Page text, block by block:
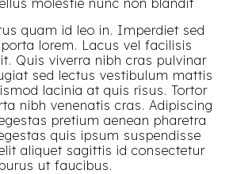
molestie nunc non blandit
quam id leo in. Imperdiet sed
lorem. Lacus vel facilisis
Quis viverra nibh cras pulvinar
sed lectus vestibulum mattis
lacinia at quis risus. Tortor
nibh venenatis cras. Adipiscing
pretium aenean pharetra
quis ipsum suspendisse
aliquet sagittis id consectetur
purus ut faucibus.